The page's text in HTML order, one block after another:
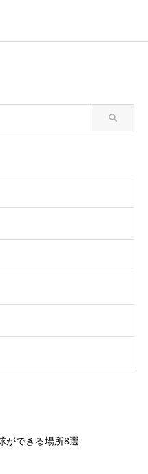
ができる場所8選